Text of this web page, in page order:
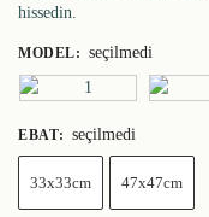
hissedin.
MODEL: seçilmedi
EBAT: seçilmedi
33x33cm 47x47cm